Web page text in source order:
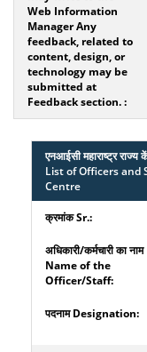
एनआईसी महाराष्ट्र राज्य
List of Officers and
Centre